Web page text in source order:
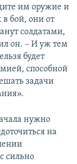
им оружие и
в бой, они от
солдатами,
он. – И уж тем
будет
способной
задачи
нужно
на
сильно